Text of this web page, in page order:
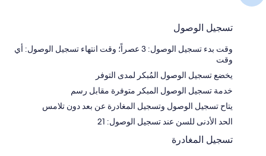
تسجيل الوصول
وقت بدء تسجيل الوصول: 3 عصراً؛ وقت انتهاء تسجيل الوصول: أي
وقت
يخضع تسجيل الوصول المُبكر لمدى التوفر
خدمة تسجيل الوصول المبكر متوفرة مقابل رسم
يتاح تسجيل الوصول وتسجيل المغادرة عن بعد دون تلامس
الحد الأدنى للسن عند تسجيل الوصول: 21
تسجيل المغادرة